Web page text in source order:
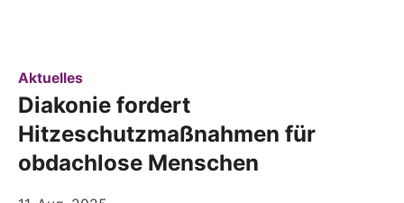
Aktuelles:
Diakonie fordert
Hitzeschutzmaßnahmen für
obdachlose Menschen